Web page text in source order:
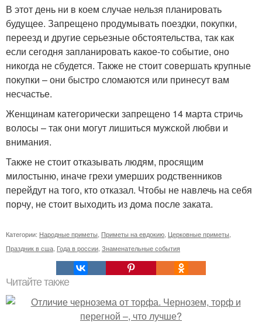
В этот день ни в коем случае нельзя планировать
будущее. Запрещено продумывать поездки, покупки,
переезд и другие серьезные обстоятельства, так как
если сегодня запланировать какое-то событие, оно
никогда не сбудется. Также не стоит совершать крупные
покупки – они быстро сломаются или принесут вам
несчастье.
Женщинам категорически запрещено 14 марта стричь
волосы – так они могут лишиться мужской любви и
внимания.
Также не стоит отказывать людям, просящим
милостыню, иначе грехи умерших родственников
перейдут на того, кто отказал. Чтобы не навлечь на себя
порчу, не стоит выходить из дома после заката.
Категории: Народные приметы Приметы на евдокию Церковные приметы
Праздник в сша Года в россии Знаменательные события
Читайте также